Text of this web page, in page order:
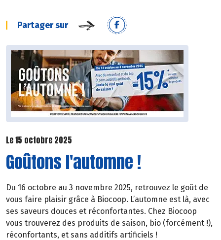
Partager sur
Le 15 octobre 2025
Goûtons l'automne !
Du 16 octobre au 3 novembre 2025, retrouvez le goût de
vous faire plaisir grâce à Biocoop. L’automne est là, avec
ses saveurs douces et réconfortantes. Chez Biocoop
vous trouverez des produits de saison, bio (forcément !),
réconfortants, et sans additifs artificiels !